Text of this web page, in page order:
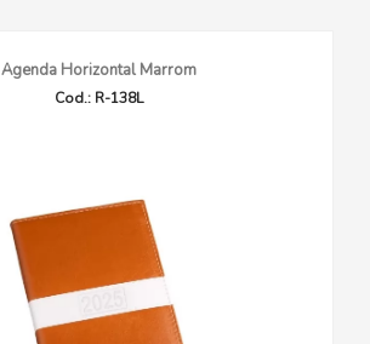
Agenda Horizontal Marrom
Cod.: R-138L